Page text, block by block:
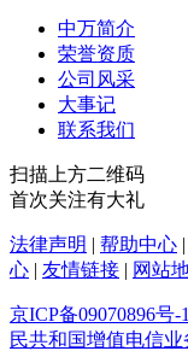
中万简介
荣誉资质
公司风采
大事记
联系我们
扫描上方二维码
首次关注有大礼
法律声明 | 帮助中心 |
心 | 友情链接 | 网站
京ICP备09070896号-1
民共和国增值电信业